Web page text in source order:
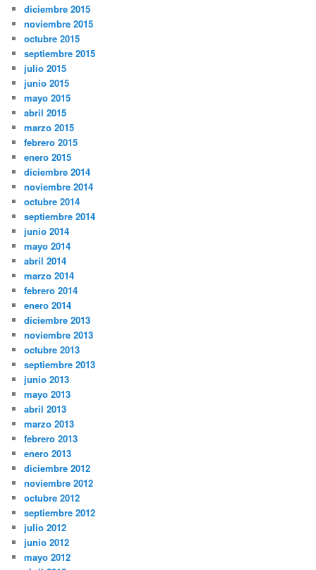
diciembre 2015
noviembre 2015
octubre 2015
septiembre 2015
julio 2015
junio 2015
mayo 2015
abril 2015
marzo 2015
febrero 2015
enero 2015
diciembre 2014
noviembre 2014
octubre 2014
septiembre 2014
junio 2014
mayo 2014
abril 2014
marzo 2014
febrero 2014
enero 2014
diciembre 2013
noviembre 2013
octubre 2013
septiembre 2013
junio 2013
mayo 2013
abril 2013
marzo 2013
febrero 2013
enero 2013
diciembre 2012
noviembre 2012
octubre 2012
septiembre 2012
julio 2012
junio 2012
mayo 2012